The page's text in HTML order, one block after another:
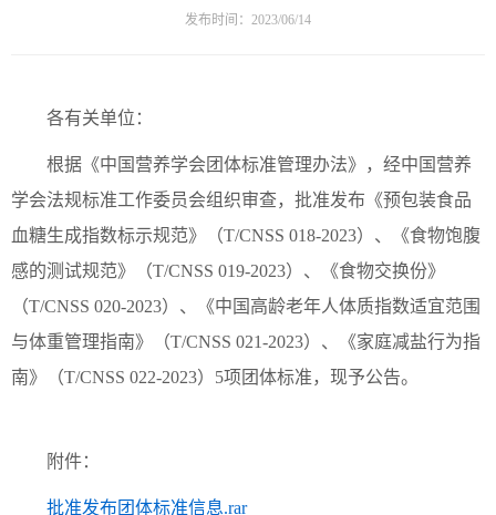
发布时间：2023/06/14
各有关单位：
根据《中国营养学会团体标准管理办法》，经中国营养
学会法规标准工作委员会组织审查，批准发布《预包装食品
血糖生成指数标示规范》（T/CNSS 018-2023）、《食物饱腹
感的测试规范》（T/CNSS 019-2023）、《食物交换份》
（T/CNSS 020-2023）、《中国高龄老年人体质指数适宜范围
与体重管理指南》（T/CNSS 021-2023）、《家庭减盐行为指
南》（T/CNSS 022-2023）5项团体标准，现予公告。
附件：
批准发布团体标准信息.rar